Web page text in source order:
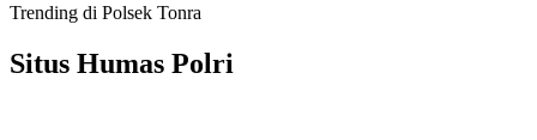
Trending di Polsek Tonra
Situs Humas Polri